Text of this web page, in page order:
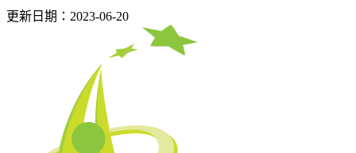
更新日期：2023-06-20